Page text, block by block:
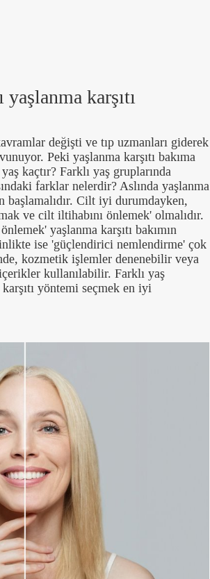
karşıtı
değişti ve tıp uzmanları giderek
Peki yaşlanma karşıtı bakıma
kaçtır? Farklı yaş gruplarında
farklar nelerdir? Aslında yaşlanma
başlamalıdır. Cilt iyi durumdayken,
ve cilt iltihabını önlemek' olmalıdır.
yaşlanma karşıtı bakımın
ise 'güçlendirici nemlendirme' çok
kozmetik işlemler denenebilir veya
kullanılabilir. Farklı yaş
yöntemi seçmek en iyi